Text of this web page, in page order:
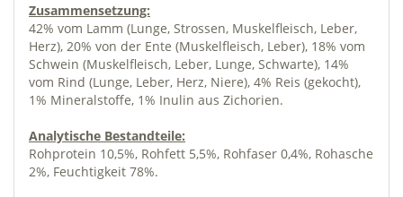
Zusammensetzung:
42% vom Lamm (Lunge, Strossen, Muskelfleisch, Leber,
Herz), 20% von der Ente (Muskelfleisch, Leber), 18% vom
Schwein (Muskelfleisch, Leber, Lunge, Schwarte), 14%
vom Rind (Lunge, Leber, Herz, Niere), 4% Reis (gekocht),
1% Mineralstoffe, 1% Inulin aus Zichorien.
Analytische Bestandteile:
Rohprotein 10,5%, Rohfett 5,5%, Rohfaser 0,4%, Rohasche
2%, Feuchtigkeit 78%.